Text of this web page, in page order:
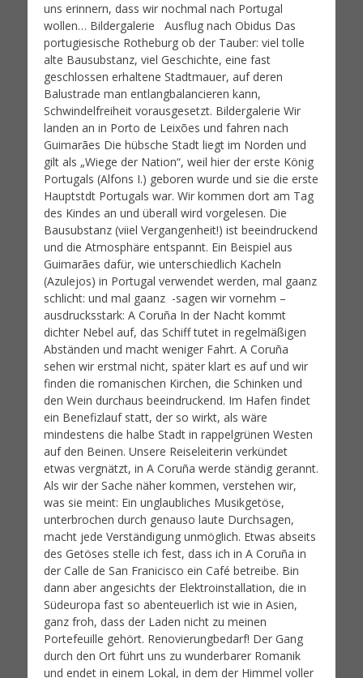
uns erinnern, dass wir nochmal nach Portugal
wollen… Bildergalerie Ausflug nach Obidus Das
portugiesische Rotheburg ob der Tauber: viel tolle
alte Bausubstanz, viel Geschichte, eine fast
geschlossen erhaltene Stadtmauer, auf deren
Balustrade man entlangbalancieren kann,
Schwindelfreiheit vorausgesetzt. Bildergalerie Wir
landen an in Porto de Leixões und fahren nach
Guimarães Die hübsche Stadt liegt im Norden und
gilt als „Wiege der Nation“, weil hier der erste König
Portugals (Alfons I.) geboren wurde und sie die erste
Hauptstdt Portugals war. Wir kommen dort am Tag
des Kindes an und überall wird vorgelesen. Die
Bausubstanz (viiel Vergangenheit!) ist beeindruckend
und die Atmosphäre entspannt. Ein Beispiel aus
Guimarães dafür, wie unterschiedlich Kacheln
(Azulejos) in Portugal verwendet werden, mal gaanz
schlicht: und mal gaanz -sagen wir vornehm –
ausdrucksstark: A Coruña In der Nacht kommt
dichter Nebel auf, das Schiff tutet in regelmäßigen
Abständen und macht weniger Fahrt. A Coruña
sehen wir erstmal nicht, später klart es auf und wir
finden die romanischen Kirchen, die Schinken und
den Wein durchaus beeindruckend. Im Hafen findet
ein Benefizlauf statt, der so wirkt, als wäre
mindestens die halbe Stadt in rappelgrünen Westen
auf den Beinen. Unsere Reiseleiterin verkündet
etwas vergnätzt, in A Coruña werde ständig gerannt.
Als wir der Sache näher kommen, verstehen wir,
was sie meint: Ein unglaubliches Musikgetöse,
unterbrochen durch genauso laute Durchsagen,
macht jede Verständigung unmöglich. Etwas abseits
des Getöses stelle ich fest, dass ich in A Coruña in
der Calle de San Franicisco ein Café betreibe. Bin
dann aber angesichts der Elektroinstallation, die in
Südeuropa fast so abenteuerlich ist wie in Asien,
ganz froh, dass der Laden nicht zu meinen
Portefeuille gehört. Renovierungbedarf! Der Gang
durch den Ort führt uns zu wunderbarer Romanik
und endet in einem Lokal, in dem der Himmel voller